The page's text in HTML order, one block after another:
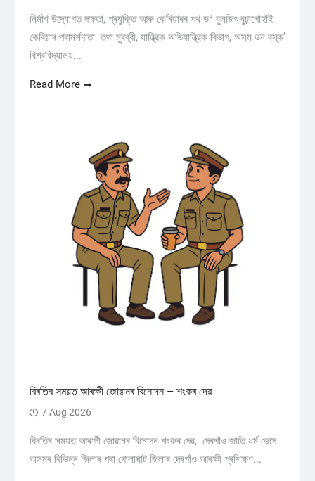
নিৰ্মাণ উদ্যোগত দক্ষতা, প্ৰযুক্তি আৰু কেৰিয়াৰৰ পথ ড° বুলজিৎ বুঢ়াগোহাঁই
কেৰিয়াৰ পৰামৰ্শদাতা তথা মুৰব্বী, যান্ত্রিক অভিযান্ত্রিক বিভাগ, অসম ডন বস্ক’
বিশ্ববিদ্যালয়...
Read More
বিৰতিৰ সময়ত আৰক্ষী জোৱানৰ বিনোদন – শংকৰ দেৱ
7 Aug 2026
বিৰতিৰ সময়ত আৰক্ষী জোৱানৰ বিনোদন শংকৰ দেৱ, দেৰগাঁও জাতি ধৰ্ম ভেদে
অসমৰ বিভিন্ন জিলাৰ পৰা গোলাঘাট জিলাৰ দেৰগাঁও আৰক্ষী প্ৰশিক্ষণ...